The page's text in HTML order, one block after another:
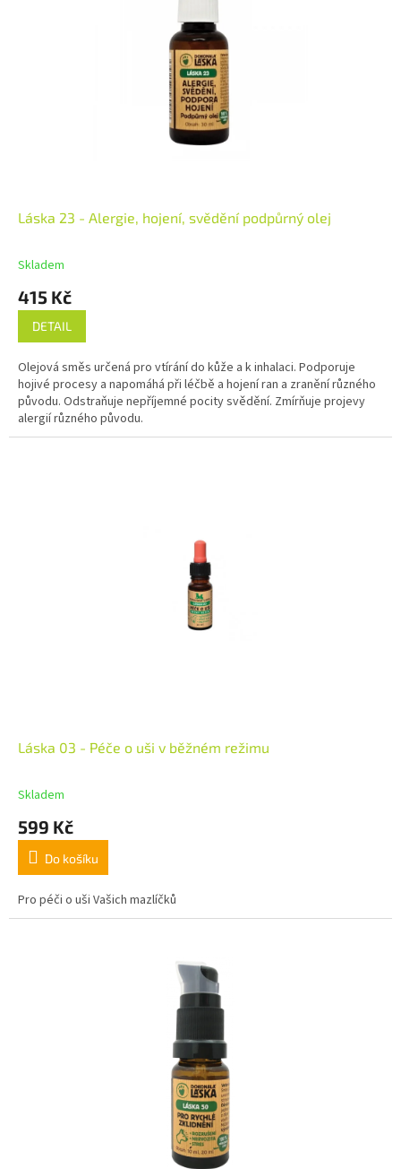
Láska 23 - Alergie, hojení, svědění podpůrný olej
Skladem
415 Kč
DETAIL
Olejová směs určená pro vtírání do kůže a k inhalaci. Podporuje
hojivé procesy a napomáhá při léčbě a hojení ran a zranění různého
původu. Odstraňuje nepříjemné pocity svědění. Zmírňuje projevy
alergií různého původu.
Láska 03 - Péče o uši v běžném režimu
Skladem
599 Kč
Do košíku
Pro péči o uši Vašich mazlíčků